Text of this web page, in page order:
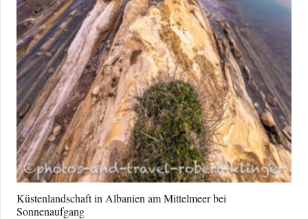
Küstenlandschaft in Albanien am Mittelmeer bei
Sonnenaufgang